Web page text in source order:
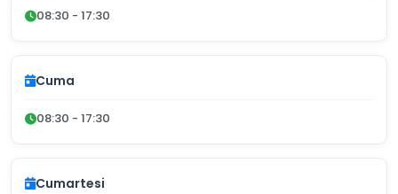
08:30 - 17:30
Cuma
08:30 - 17:30
Cumartesi